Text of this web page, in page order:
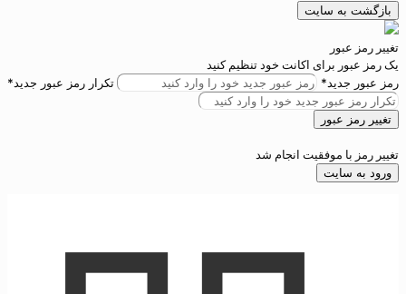
بازگشت به سایت
تغییر رمز عبور
یک رمز عبور برای اکانت خود تنظیم کنید
رمز عبور جدید*
تکرار رمز عبور جدید*
تغییر رمز عبور
تغییر رمز با موفقیت انجام شد
ورود به سایت